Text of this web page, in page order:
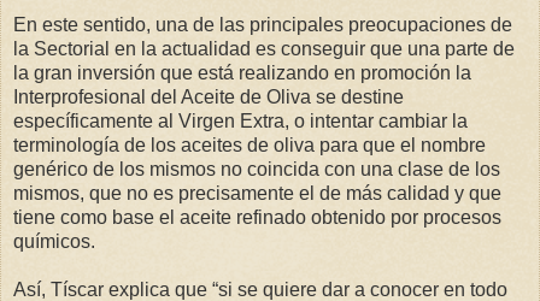
En este sentido, una de las principales preocupaciones de
la Sectorial en la actualidad es conseguir que una parte de
la gran inversión que está realizando en promoción la
Interprofesional del Aceite de Oliva se destine
específicamente al Virgen Extra, o intentar cambiar la
terminología de los aceites de oliva para que el nombre
genérico de los mismos no coincida con una clase de los
mismos, que no es precisamente el de más calidad y que
tiene como base el aceite refinado obtenido por procesos
químicos.
Así, Tíscar explica que “si se quiere dar a conocer en todo